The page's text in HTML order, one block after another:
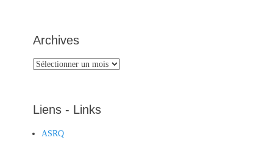
Archives
Archives
Liens - Links
ASRQ